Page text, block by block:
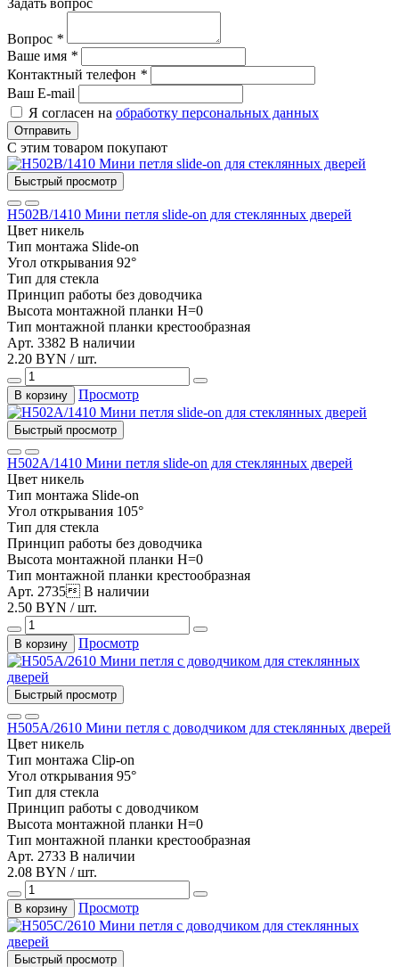
Вопрос *
Ваше имя *
Контактный телефон *
Ваш E-mail
Я согласен на обработку персональных данных
Отправить
С этим товаром покупают
Быстрый просмотр
Н502В/1410 Мини петля slide-on для стеклянных дверей
Цвет никель
Тип монтажа Slide-on
Угол открывания 92°
Тип для стекла
Принцип работы без доводчика
Высота монтажной планки H=0
Тип монтажной планки крестообразная
Арт. 3382 В наличии
2.20 BYN / шт.
В корзину Просмотр
Быстрый просмотр
Н502А/1410 Мини петля slide-on для стеклянных дверей
Цвет никель
Тип монтажа Slide-on
Угол открывания 105°
Тип для стекла
Принцип работы без доводчика
Высота монтажной планки H=0
Тип монтажной планки крестообразная
Арт. 2735 В наличии
2.50 BYN / шт.
В корзину Просмотр
Быстрый просмотр
Н505А/2610 Мини петля с доводчиком для стеклянных дверей
Цвет никель
Тип монтажа Clip-on
Угол открывания 95°
Тип для стекла
Принцип работы с доводчиком
Высота монтажной планки H=0
Тип монтажной планки крестообразная
Арт. 2733 В наличии
2.08 BYN / шт.
В корзину Просмотр
Быстрый просмотр